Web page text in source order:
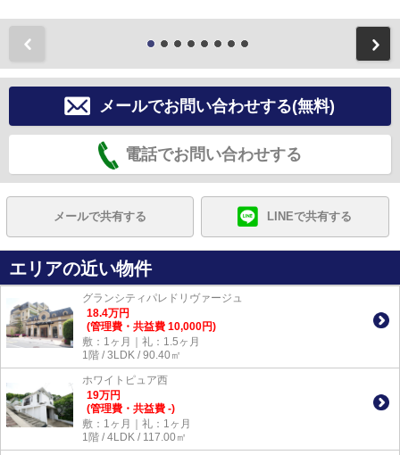
メールでお問い合わせする(無料)
電話でお問い合わせする
メールで共有する LINEで共有する
エリアの近い物件
グランシティパレドリヴァージュ
18.4万円
(管理費・共益費 10,000円)
敷：1ヶ月｜礼：1.5ヶ月
1階 / 3LDK / 90.40㎡
ホワイトピュア西
19万円
(管理費・共益費 -)
敷：1ヶ月｜礼：1ヶ月
1階 / 4LDK / 117.00㎡